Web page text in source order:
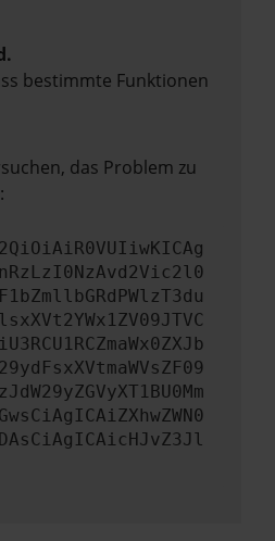
bestimmte Funktionen
das Problem zu